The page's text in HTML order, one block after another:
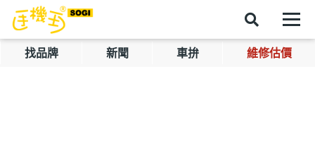
找品牌 新聞 車拚 維修估價